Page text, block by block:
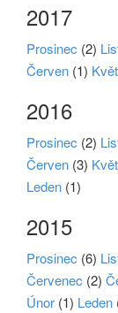
2017
Prosinec (2)
Červen (1)
2016
Prosinec (2)
Červen (3)
Leden (1)
2015
Prosinec (6)
Červenec (2)
Únor (1) Leden